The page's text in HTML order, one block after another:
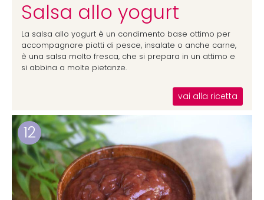
Salsa allo yogurt
La salsa allo yogurt è un condimento base ottimo per
accompagnare piatti di pesce, insalate o anche carne,
è una salsa molto fresca, che si prepara in un attimo e
si abbina a molte pietanze.
vai alla ricetta
12